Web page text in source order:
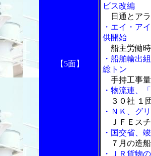
【5面】
ビス改編
日通とアラ
・エイ・ア
供開始
船主労働時
・船舶輸出
総トン
手持工事量
・物流連、
３０社 １
・ＮＫ、グ
ＪＦＥス
・国交省、
７月の造
・ＪＲ貨物